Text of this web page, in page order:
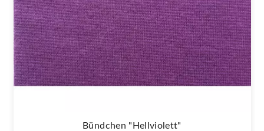
Bündchen "Hellviolett"